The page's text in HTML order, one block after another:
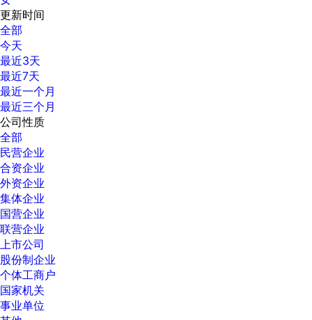
更新时间
全部
今天
最近3天
最近7天
最近一个月
最近三个月
公司性质
全部
民营企业
合资企业
外资企业
集体企业
国营企业
联营企业
上市公司
股份制企业
个体工商户
国家机关
事业单位